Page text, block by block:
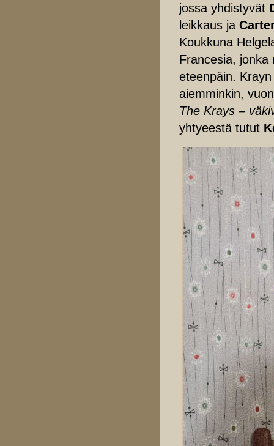
jossa yhdistyvät
leikkaus ja
Koukkuna
Francesia, jonka
eteenpäin.
aiemminkin,
The Krays –
yhtyeestä tutut